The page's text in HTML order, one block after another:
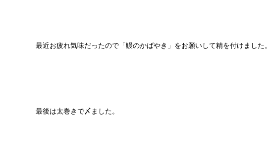
最近お疲れ気味だったので「鰻のかばやき」をお願いして精を付けました。
最後は太巻きで〆ました。